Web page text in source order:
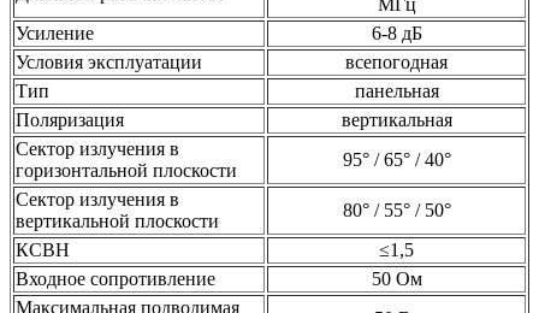
МГц
Усиление
6-8 дБ
Условия эксплуатации
всепогодная
Тип
панельная
Поляризация
вертикальная
Сектор излучения в
горизонтальной плоскости
95° / 65° / 40°
Сектор излучения в
вертикальной плоскости
80° / 55° / 50°
КСВН
≤1,5
Входное сопротивление
50 Ом
Максимальная подводимая